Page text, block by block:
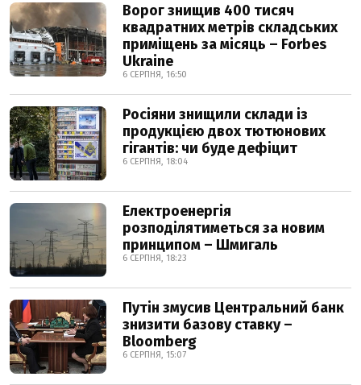
Ворог знищив 400 тисяч
квадратних метрів складських
приміщень за місяць – Forbes
Ukraine
6 СЕРПНЯ, 16:50
Росіяни знищили склади із
продукцією двох тютюнових
гігантів: чи буде дефіцит
6 СЕРПНЯ, 18:04
Електроенергія
розподілятиметься за новим
принципом – Шмигаль
6 СЕРПНЯ, 18:23
Путін змусив Центральний банк
знизити базову ставку –
Bloomberg
6 СЕРПНЯ, 15:07